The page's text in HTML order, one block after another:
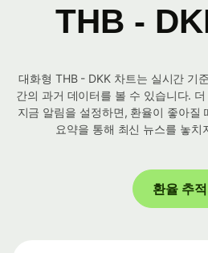
THB -
대화형 THB - DKK 차트는 실시간 기
간의 과거 데이터를 볼 수 있습니다.
지금 알림을 설정하면, 환율이 좋아질
요약을 통해 최신 뉴스를 놓치
환율 추적